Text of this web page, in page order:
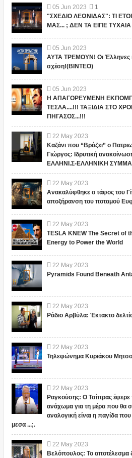
05 Jun 2023
1
"ΣΧΕΔΙΟ ΛΕΩΝΙΔΑΣ": ΤΙ
ΜΑΣ... ; ΔΕΝ ΤΑ ΕΙΠΕ ΤΥΧΑΙΑ
05 Jun 2023
ΑΥΤΑ ΤΡΕΜΟΥΝ! Οι Έλληνες
σχέση!(ΒΙΝΤΕΟ)
05 Jun 2023
Η ΑΠΑΓΟΡΕΥΜΕΝΗ
ΤΕΣΛΑ....!!! ΤΑΞΙΔΙΑ ΣΤΟ
ΠΗΓΑΣΟΣ...!!!
22 May 2023
Καζάνι που “Βράζει” ο
Γιώργος: Ιδρυτική
ΕΛΛΗΝΙ.Σ-ΕΛΛΗΝΙΚΗ
22 May 2023
Ανακαλύφθηκε ο τάφος του
αποξήρανση του ποταμού
22 May 2023
TESLA KNEW The Secret of
Energy to Power the World
22 May 2023
Pyramids Found Beneath
22 May 2023
Ράδιο Αρβύλα: Έκτακτο
22 May 2023
Τηλεφώνημα Κυριάκου
22 May 2023
Ραγκούσης: Ο Τσίπρας
ανάχωμα για τη μέρα που θα
αναλογική είναι η παγίδα που
μεσα ...;.
22 May 2023
Βελόπουλος: Το αποτέλεσμα